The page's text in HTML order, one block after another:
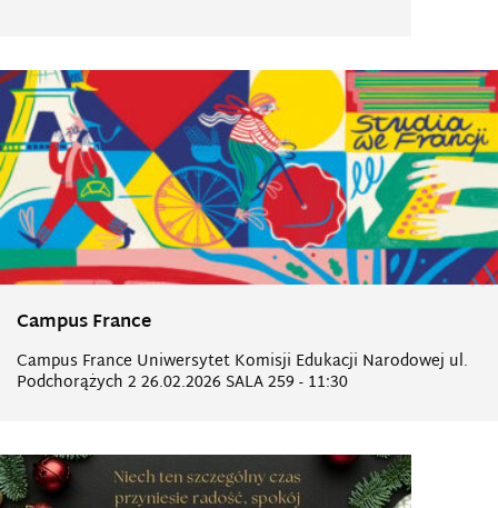
Campus France
Campus France Uniwersytet Komisji Edukacji Narodowej ul.
Podchorążych 2 26.02.2026 SALA 259 - 11:30